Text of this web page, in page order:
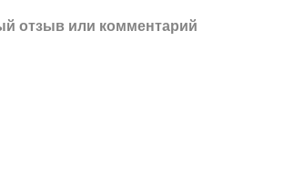
отзыв или комментарий